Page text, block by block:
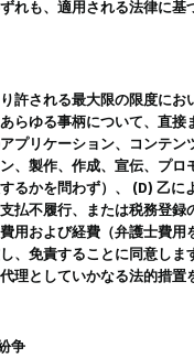
れも、適用される法律に基
許される最大限の限度に
らゆる事柄について、直
プリケーション、コンテ
、製作、作成、宣伝、プ
るかを問わず）、 (D) 乙
払不履行、または税務登
用および経費（弁護士費
、免責することに同意し
理としていかなる法的措置
争